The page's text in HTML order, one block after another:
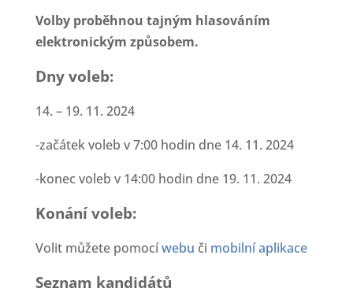
Volby proběhnou tajným hlasováním
elektronickým způsobem.
Dny voleb:
14. – 19. 11. 2024
-začátek voleb v 7:00 hodin dne 14. 11. 2024
-konec voleb v 14:00 hodin dne 19. 11. 2024
Konání voleb:
Volit můžete pomocíwebu či mobilní aplikace
Seznam kandidátů